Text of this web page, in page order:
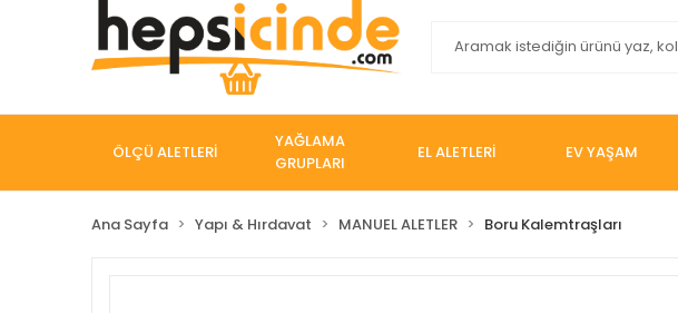
ÖLÇÜ ALETLERİ
YAĞLAMA
GRUPLARI
EL ALETLERİ EV YAŞAM
Ana Sayfa Yapı & Hırdavat MANUEL ALETLER Boru Kalemtraşları